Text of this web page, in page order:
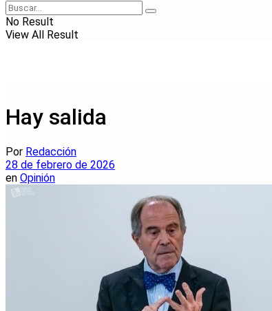
No Result
View All Result
Hay salida
Por Redacción
28 de febrero de 2026
en Opinión